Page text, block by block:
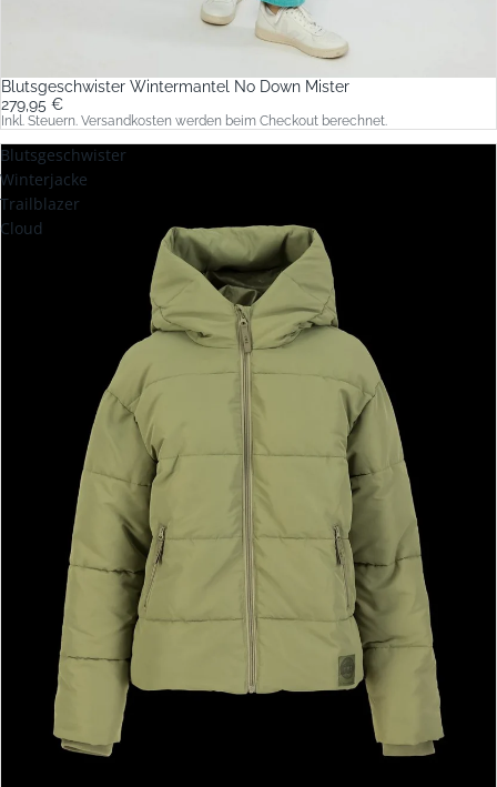
Blutsgeschwister Wintermantel No Down Mister
279,95 €
Inkl. Steuern. Versandkosten werden beim Checkout berechnet.
Blutsgeschwister
Winterjacke
Trailblazer
Cloud